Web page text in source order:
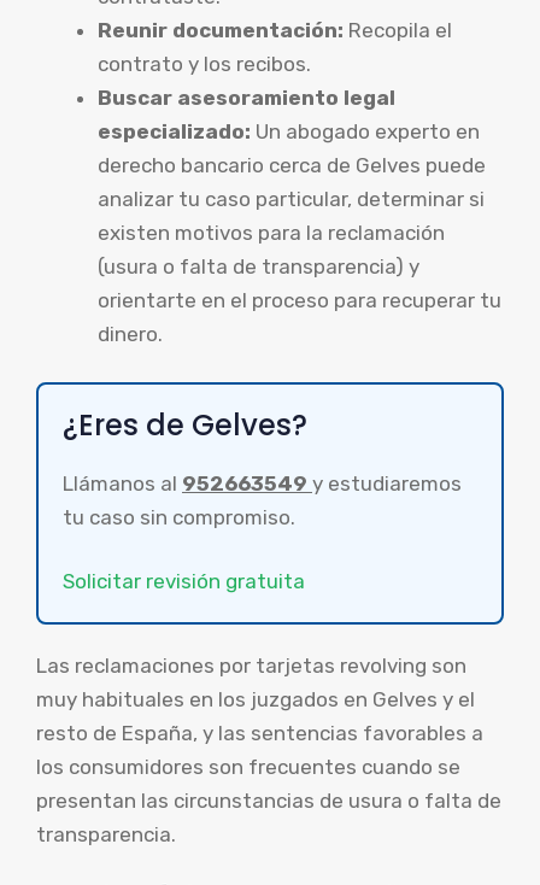
Reunir documentación: Recopila el
contrato y los recibos.
Buscar asesoramiento legal
especializado: Un abogado experto en
derecho bancario cerca de Gelves puede
analizar tu caso particular, determinar si
existen motivos para la reclamación
(usura o falta de transparencia) y
orientarte en el proceso para recuperar tu
dinero.
¿Eres de Gelves?
Llámanos al 952663549 y estudiaremos
tu caso sin compromiso.
Solicitar revisión gratuita
Las reclamaciones por tarjetas revolving son
muy habituales en los juzgados en Gelves y el
resto de España, y las sentencias favorables a
los consumidores son frecuentes cuando se
presentan las circunstancias de usura o falta de
transparencia.